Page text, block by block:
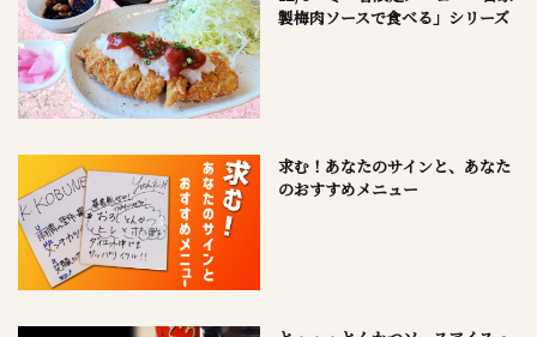
製梅肉ソースで食べる」シリーズ
求む！あなたのサインと、あなた
のおすすめメニュー